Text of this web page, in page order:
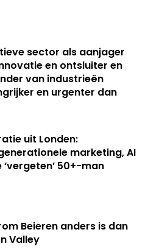
sector als aanjager
en ontsluiter en
van industrieën
en urgenter dan
uit Londen:
marketing, AI
‘vergeten’ 50+-man
Beieren anders is dan
Valley